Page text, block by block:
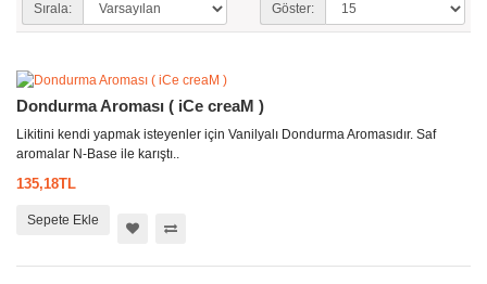
Sırala: Göster:
Dondurma Aroması ( iCe creaM )
Likitini kendi yapmak isteyenler için Vanilyalı Dondurma Aromasıdır. Saf
aromalar N-Base ile karıştı..
135,18TL
Sepete Ekle